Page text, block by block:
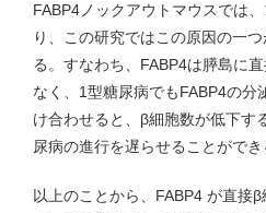
FABP4ノックアウトマウスでは
り、この研究ではこの原因の一
る。すなわち、FABP4は膵島に
なく、1型糖尿病でもFABP4の
け合わせると、β細胞数が低下す
尿病の進行を遅らせることができ
以上のことから、FABP4 が直接